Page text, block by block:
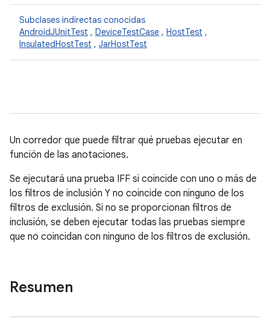
Subclases indirectas conocidas
AndroidJUnitTest , DeviceTestCase , HostTest ,
InsulatedHostTest , JarHostTest
Un corredor que puede filtrar qué pruebas ejecutar en
función de las anotaciones.
Se ejecutará una prueba IFF si coincide con uno o más de
los filtros de inclusión Y no coincide con ninguno de los
filtros de exclusión. Si no se proporcionan filtros de
inclusión, se deben ejecutar todas las pruebas siempre
que no coincidan con ninguno de los filtros de exclusión.
Resumen